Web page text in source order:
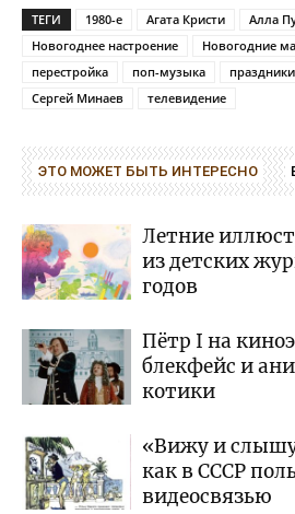
ТЕГИ 1980-е Агата Кристи
Алла
Новогоднее настроение
Новогодние
перестройка
поп-музыка праздники
Сергей Минаев
телевидение
ЭТО МОЖЕТ БЫТЬ ИНТЕРЕСНО
Летние
из детских
годов
Пётр I на
блекфейс и
котики
«Вижу и
как в СССР
видеосвязью